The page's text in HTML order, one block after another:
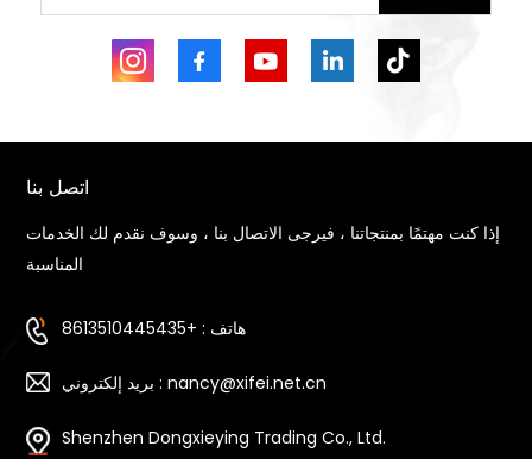
اتصل بنا
إذا كنت مهتمًا بمنتجاتنا ، فيرجى الاتصال بنا ، وسوف نقدم لك الخدمات
المناسبة
هاتف : +8613510445435
بريد إلكتروني : nancy@xifei.net.cn
Shenzhen Dongxieying Trading Co., Ltd.